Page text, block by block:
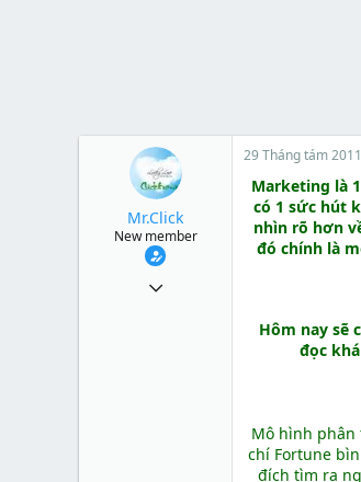
Mr.Click
New member
29 Tháng tám 2011
Marketing là
có 1 sức hút
nhìn rõ hơn
đó chính là
Hôm nay sẽ
đọc
Mô hình phân
chí Fortune
đích tìm ra